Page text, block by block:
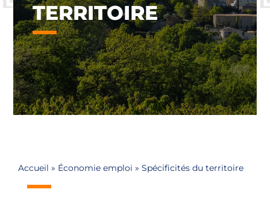
TERRITOIRE
Accueil » Économie emploi » Spécificités du territoire